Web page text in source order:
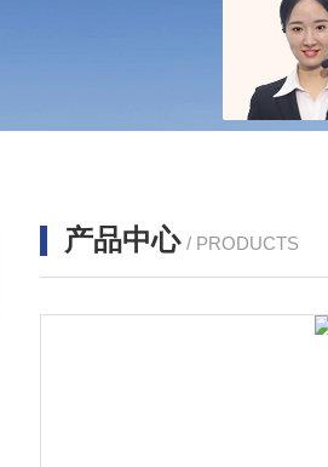
产品中心 / PRODUCTS